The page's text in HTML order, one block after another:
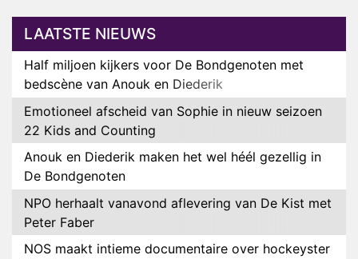
LAATSTE NIEUWS
Half miljoen kijkers voor De Bondgenoten met
bedscène van Anouk en Diederik
Emotioneel afscheid van Sophie in nieuw seizoen
22 Kids and Counting
Anouk en Diederik maken het wel héél gezellig in
De Bondgenoten
NPO herhaalt vanavond aflevering van De Kist met
Peter Faber
NOS maakt intieme documentaire over hockeyster